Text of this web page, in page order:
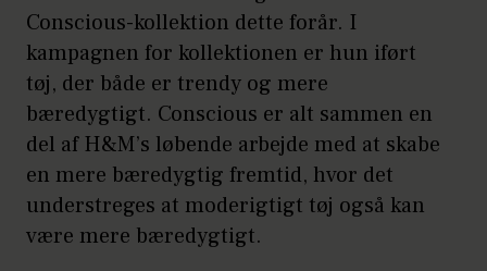
Conscious-kollektion dette forår. I
kampagnen for kollektionen er hun iført
tøj, der både er trendy og mere
bæredygtigt. Conscious er alt sammen en
del af H&M’s løbende arbejde med at skabe
en mere bæredygtig fremtid, hvor det
understreges at moderigtigt tøj også kan
være mere bæredygtigt.